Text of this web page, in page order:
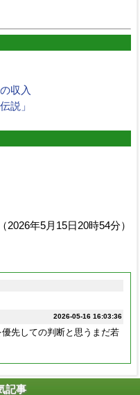
収入
説」
（2026年5月15日20時54分）
2026-05-16 16:03:36
先しての判断と思うまだ若
記事